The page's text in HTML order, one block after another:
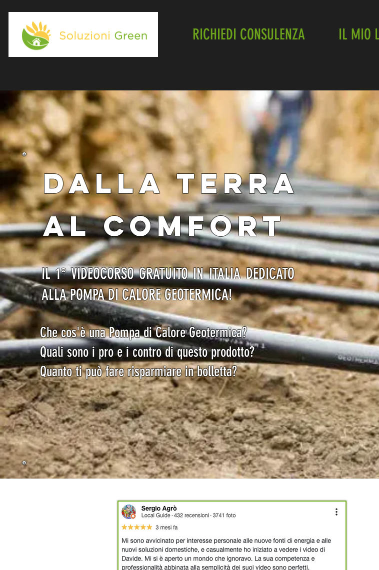
RICHIEDI CONSULENZA IL MIO
DALLA TERRA
AL COMFORT
IL 1° VIDEOCORSO GRATUITO IN ITALIA DEDICATO
ALLA POMPA DI CALORE GEOTERMICA!
Che cos'è una Pompa di Calore Geotermica?
Quali sono i pro e i contro di questo prodotto?
Quanto ti può fare risparmiare in bolletta?